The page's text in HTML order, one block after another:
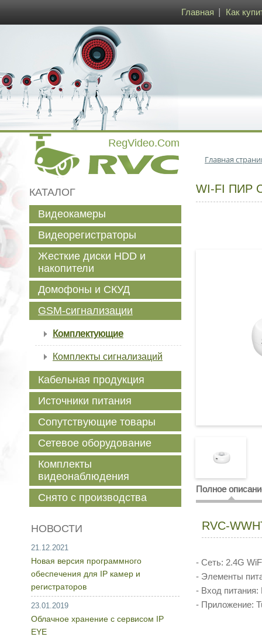
Главная Как
Главная
WI-FI ПИР
Полное
RVC-
- Сеть: 2.4G
- Элементы
- Вход питания:
- Приложение:
КАТАЛОГ
Видеокамеры
Видеорегистраторы
Жесткие диски HDD и
накопители
Домофоны и СКУД
GSM-сигнализации
Комплектующие
Комплекты сигнализаций
Кабельная продукция
Источники питания
Сопутствующие товары
Сетевое оборудование
Комплекты
видеонаблюдения
Снято с производства
НОВОСТИ
21.12.2021
Новая версия программного
обеспечения для IP камер и
регистраторов
23.01.2019
Облачное хранение с сервисом IP
EYE